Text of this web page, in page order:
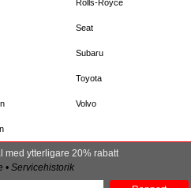
Rolls-Royce
Seat
Subaru
Toyota
Volvo
med ytterligare 20% rabatt
• Servicehistorik